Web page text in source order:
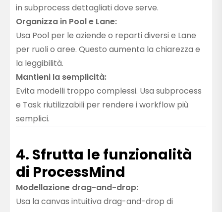
in subprocess dettagliati dove serve.
Organizza in Pool e Lane:
Usa Pool per le aziende o reparti diversi e Lane
per ruoli o aree. Questo aumenta la chiarezza e
la leggibilità.
Mantieni la semplicità:
Evita modelli troppo complessi. Usa subprocess
e Task riutilizzabili per rendere i workflow più
semplici.
4. Sfrutta le funzionalità
di ProcessMind
Modellazione drag-and-drop:
Usa la canvas intuitiva drag-and-drop di